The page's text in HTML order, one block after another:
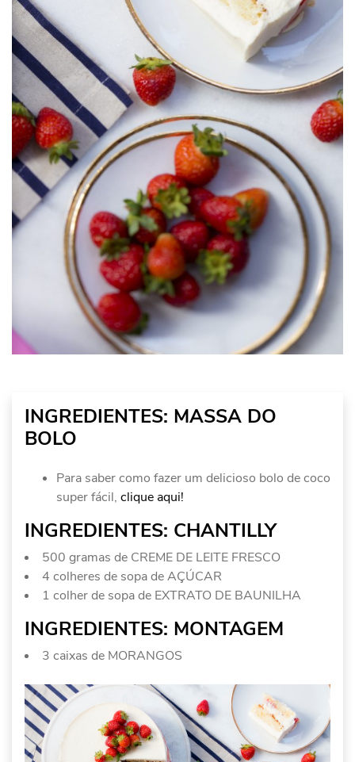
INGREDIENTES: MASSA DO
BOLO
Para saber como fazer um delicioso bolo de coco
super fácil, clique aqui!
INGREDIENTES: CHANTILLY
500 gramas de CREME DE LEITE FRESCO
4 colheres de sopa de AÇÚCAR
1 colher de sopa de EXTRATO DE BAUNILHA
INGREDIENTES: MONTAGEM
3 caixas de MORANGOS